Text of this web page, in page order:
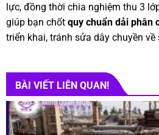
lực, đồng thời chia nghiệm thu 3
giúp bạn chốt quy chuẩn dải phân
triển khai, tránh sửa dây chuyền về
BÀI VIẾT LIÊN QUAN!